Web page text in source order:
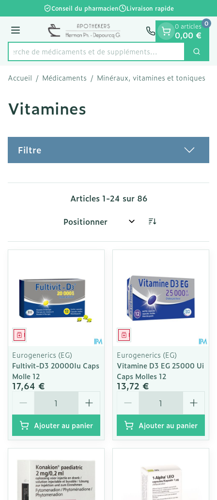
Aller au contenu
1 de 1
Conseil du pharmacien Livraison rapide
Menu
Rechercher
Recherche de médicaments et de
0 articles
0,00 €
0
Accueil / Médicaments / Minéraux, vitamines et toniques
Vitamines
Filtre
Articles 1-24 sur 86
Trier par:
Médicament
Eurogenerics (EG)
Fultivit-D3 20000Iu Caps
Molle 12
17,64 €
Ajouter au panier
Médicament
Eurogenerics (EG)
Vitamine D3 EG 25000 Ui
Caps Molles 12
13,72 €
Ajouter au panier